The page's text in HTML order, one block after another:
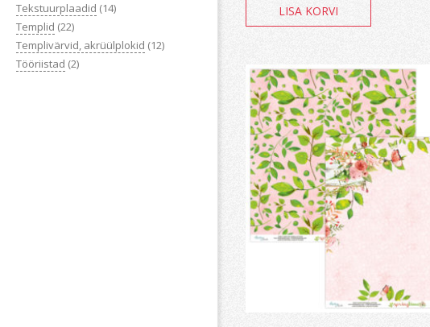
Tekstuurplaadid (14)
Templid (22)
Templivärvid, akrüülplokid (12)
Tööriistad (2)
LISA KORVI